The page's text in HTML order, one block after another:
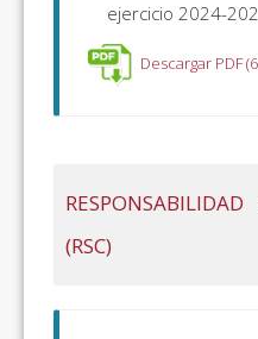
ejercicio 2024-
Descargar PDF
(RSC)